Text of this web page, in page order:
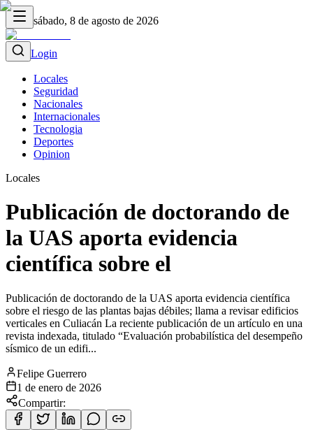
sábado, 8 de agosto de 2026
Login
Locales
Seguridad
Nacionales
Internacionales
Tecnologia
Deportes
Opinion
Locales
Publicación de doctorando de
la UAS aporta evidencia
científica sobre el
Publicación de doctorando de la UAS aporta evidencia científica
sobre el riesgo de las plantas bajas débiles; llama a revisar edificios
verticales en Culiacán La reciente publicación de un artículo en una
revista indexada, titulado “Evaluación probabilística del desempeño
sísmico de un edifi...
Felipe Guerrero
1 de enero de 2026
Compartir: